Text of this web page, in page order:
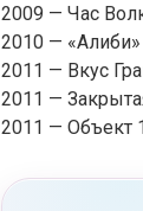
2009 — Час
2010 —
2011 — Вкус
2011 —
2011 — Объект